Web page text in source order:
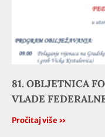
81. OBLJETNICA
VLADE
Pročitaj više »